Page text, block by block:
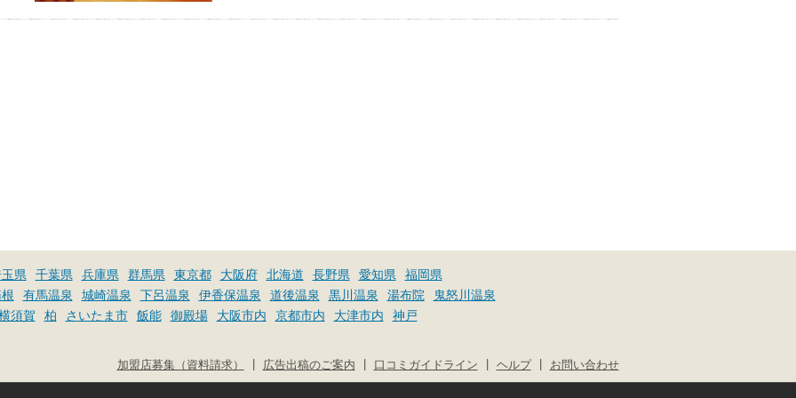
県 千葉県 兵庫県 群馬県 東京都 大阪府 北海道 長野県 愛知県
福岡県
有馬温泉 城崎温泉 下呂温泉 伊香保温泉 道後温泉 黒川温泉 湯布院
鬼怒川温泉
須賀
柏 さいたま市 飯能 御殿場 大阪市内 京都市内 大津市内 神戸
お問い合わせ
ヘルプ
口コミガイドライン
広告出稿のご案内
加盟店募集（資料請求）